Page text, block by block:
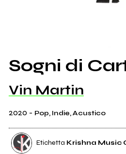
Sogni di
Vin Martin
2020- Pop, Indie, Acustico
Etichetta Krishna Music